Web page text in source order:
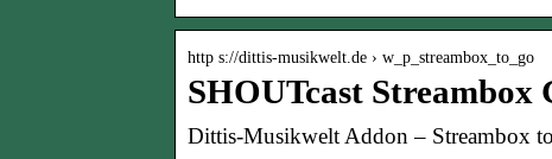
http s://dittis-musikwelt.de › w_p_streambox_to_go
SHOUTcast
Dittis-Musikwelt Addon – Streambox